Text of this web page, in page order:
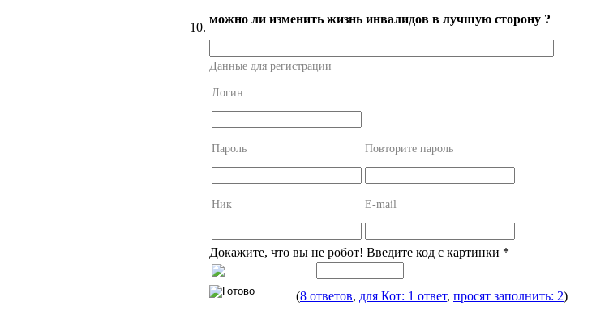
10.
можно ли изменить жизнь инвалидов в лучшую сторону ?
Данные для регистрации
Логин
Пароль Повторите пароль
Ник E-mail
Докажите, что вы не робот! Введите код с картинки *
(8 ответов, для Кот: 1 ответ, просят заполнить: 2)